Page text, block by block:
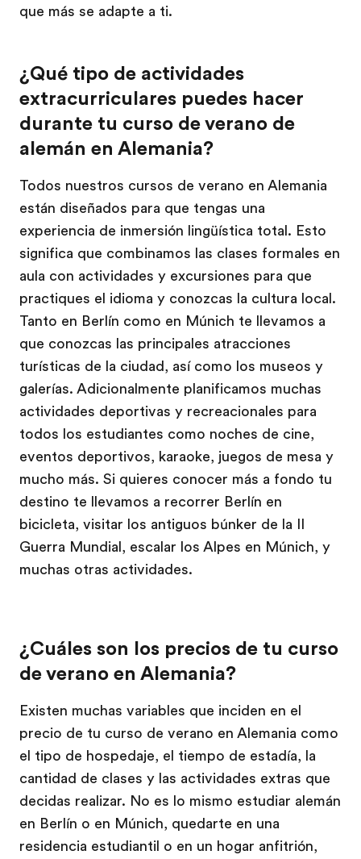
que más se adapte a ti.
¿Qué tipo de actividades
extracurriculares puedes hacer
durante tu curso de verano de
alemán en Alemania?
Todos nuestros cursos de verano en Alemania
están diseñados para que tengas una
experiencia de inmersión lingüística total. Esto
significa que combinamos las clases formales en
aula con actividades y excursiones para que
practiques el idioma y conozcas la cultura local.
Tanto en Berlín como en Múnich te llevamos a
que conozcas las principales atracciones
turísticas de la ciudad, así como los museos y
galerías. Adicionalmente planificamos muchas
actividades deportivas y recreacionales para
todos los estudiantes como noches de cine,
eventos deportivos, karaoke, juegos de mesa y
mucho más. Si quieres conocer más a fondo tu
destino te llevamos a recorrer Berlín en
bicicleta, visitar los antiguos búnker de la II
Guerra Mundial, escalar los Alpes en Múnich, y
muchas otras actividades.
¿Cuáles son los precios de tu curso
de verano en Alemania?
Existen muchas variables que inciden en el
precio de tu curso de verano en Alemania como
el tipo de hospedaje, el tiempo de estadía, la
cantidad de clases y las actividades extras que
decidas realizar. No es lo mismo estudiar alemán
en Berlín o en Múnich, quedarte en una
residencia estudiantil o en un hogar anfitrión,